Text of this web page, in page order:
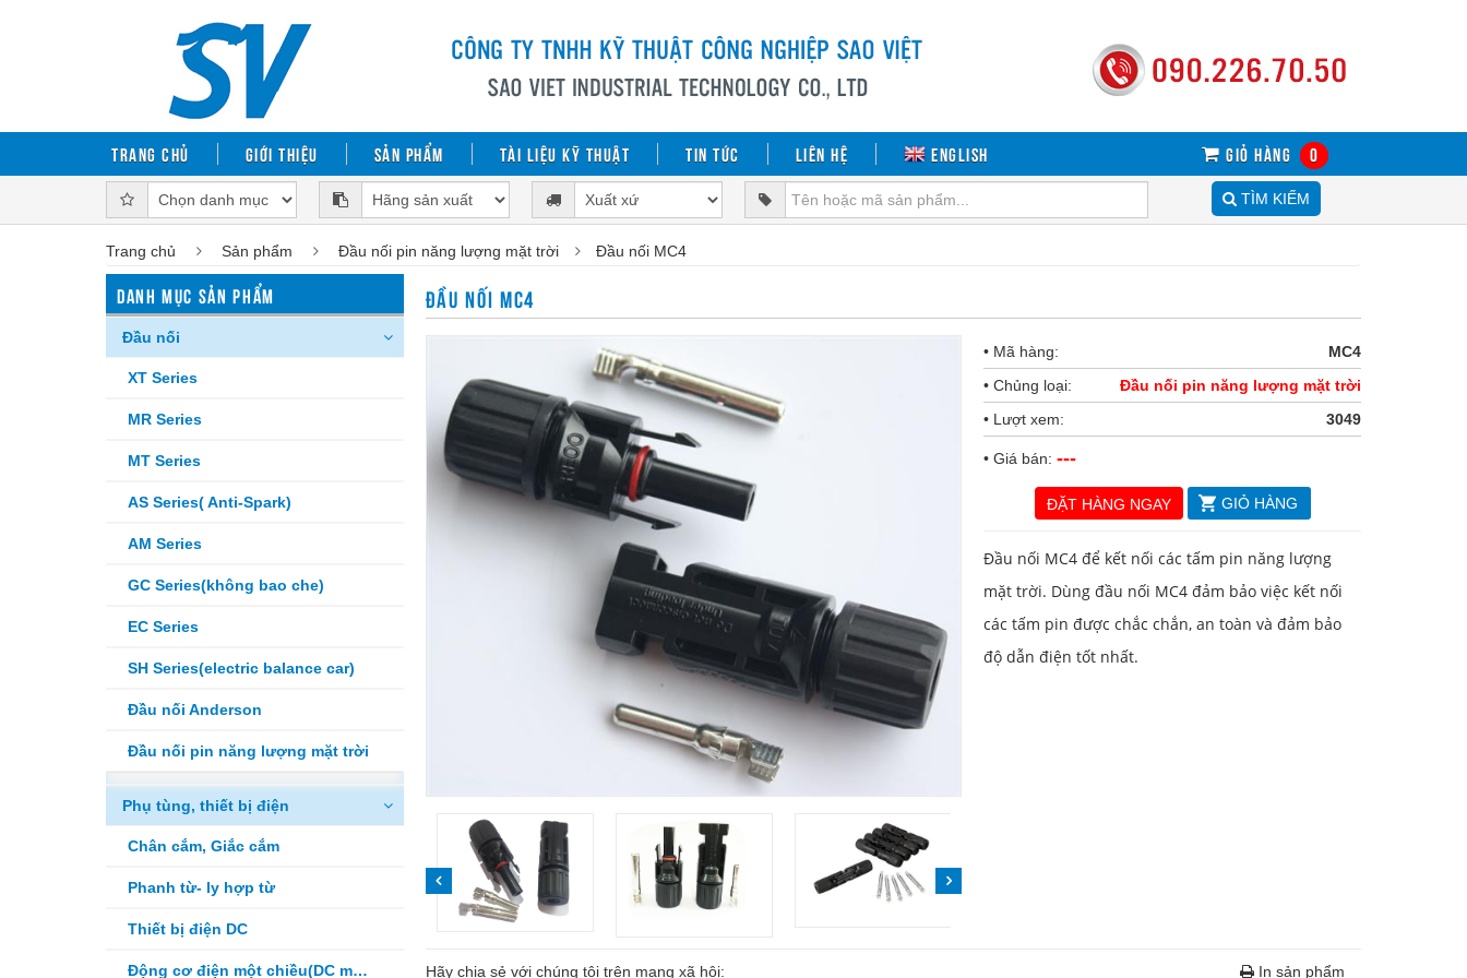
Trang chủ Giới thiệu Sản phẩm Tài liệu kỹ thuật Tin tức Liên hệ English Giỏ hàng 0
TÌM KIẾM
Trang chủ Sản phẩm Đầu nối pin năng lượng mặt trời Đầu nối MC4
ĐẦU NỐI MC4
• Mã hàng:
MC4
• Chủng loại:
Đầu nối pin năng lượng mặt trời
• Lượt xem:
3049
• Giá bán:---
ĐẶT HÀNG NGAY GIỎ HÀNG
Đầu nối MC4 để kết nối các tấm pin năng lượng
mặt trời. Dùng đầu nối MC4 đảm bảo việc kết nối
các tấm pin được chắc chắn, an toàn và đảm bảo
độ dẫn điện tốt nhất.
In sản phẩm
Hãy chia sẻ với chúng tôi trên mạng xã hội:
DANH MỤC SẢN PHẨM
Đầu nối
XT Series
MR Series
MT Series
AS Series( Anti-Spark)
AM Series
GC Series(không bao che)
EC Series
SH Series(electric balance car)
Đầu nối Anderson
Đầu nối pin năng lượng mặt trời
Phụ tùng, thiết bị điện
Chân cắm, Giắc cắm
Phanh từ- ly hợp từ
Thiết bị điện DC
Động cơ điện một chiều(DC motor)